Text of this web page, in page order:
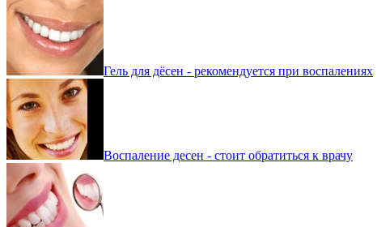
Гель для дёсен - рекомендуется при воспалениях
Воспаление десен - стоит обратиться к врачу